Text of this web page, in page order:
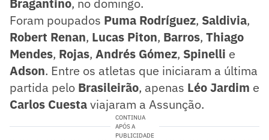
Foram poupados Puma Rodríguez, Saldivia,
Robert Renan, Lucas Piton, Barros, Thiago
Mendes, Rojas, Andrés Gómez, Spinelli e
Adson. Entre os atletas que iniciaram a última
partida pelo Brasileirão, apenas Léo Jardim e
Carlos Cuestaviajaram a Assunção.
CONTINUA
APÓS A
PUBLICIDADE